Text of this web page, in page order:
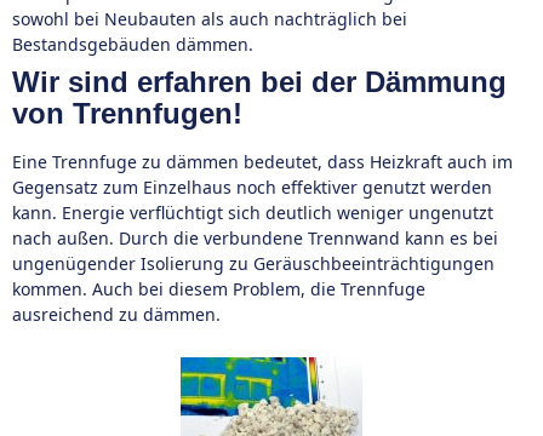
sowohl bei Neubauten als auch nachträglich bei
Bestandsgebäuden dämmen.
Wir sind erfahren bei der Dämmung
von Trennfugen!
Eine Trennfuge zu dämmen bedeutet, dass Heizkraft auch im
Gegensatz zum Einzelhaus noch effektiver genutzt werden
kann. Energie verflüchtigt sich deutlich weniger ungenutzt
nach außen. Durch die verbundene Trennwand kann es bei
ungenügender Isolierung zu Geräuschbeeinträchtigungen
kommen. Auch bei diesem Problem, die Trennfuge
ausreichend zu dämmen.